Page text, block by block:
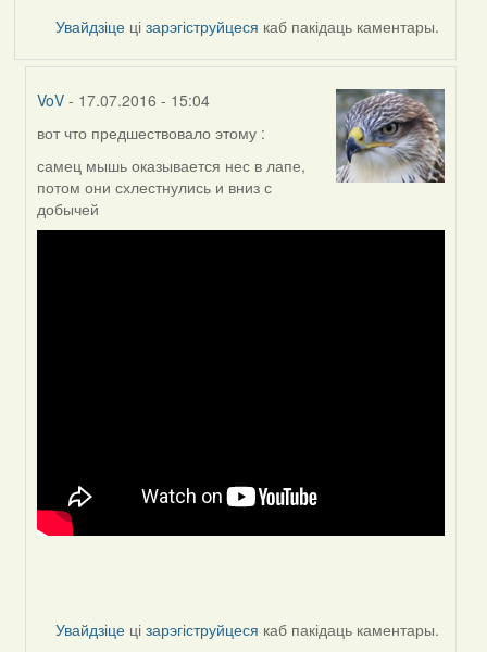
Увайдзіце цізарэгіструйцеся каб пакідаць каментары.
VoV - 17.07.2016 - 15:04
In
reply
to
by
VoV
вот что предшествовало этому :
самец мышь оказывается нес в лапе,
потом они схлестнулись и вниз с
добычей
Увайдзіце цізарэгіструйцеся каб пакідаць каментары.